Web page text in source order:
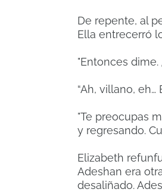
De repente, al
Ella entrecerró
"Entonces
“Ah, villano, eh…
"Te preocupas
y regresando.
Elizabeth
Adeshan era
desaliñado.